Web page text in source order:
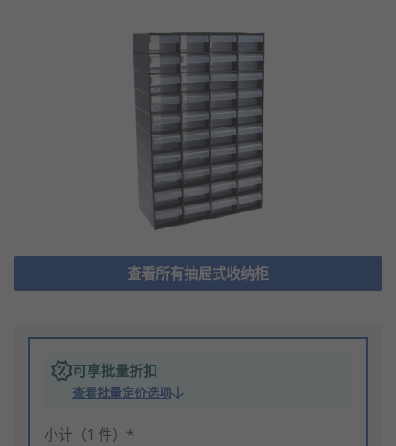
查看所有抽屉式收纳柜
可享批量折扣
查看批量定价选项
小计（1 件）*